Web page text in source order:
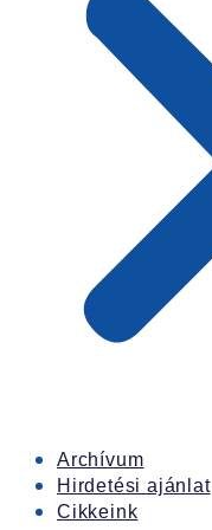
Archívum
Hirdetési ajánlat
Cikkeink